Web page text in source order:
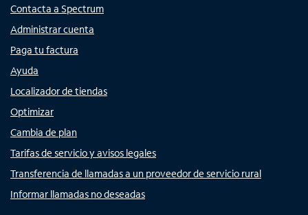
Contacta a Spectrum
Administrar cuenta
Paga tu factura
Ayuda
Localizador de tiendas
Optimizar
Cambia de plan
Tarifas de servicio y avisos legales
Transferencia de llamadas a un proveedor de servicio rural
Informar llamadas no deseadas